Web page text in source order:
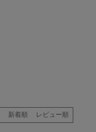
新着順 レビュー順